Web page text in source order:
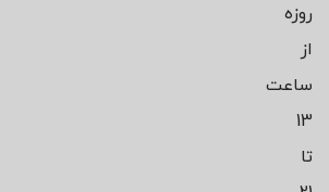
روزه
از
ساعت
13
تا